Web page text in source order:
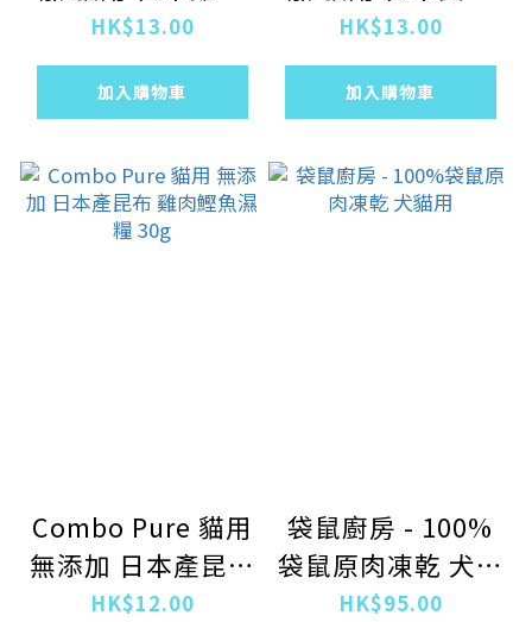
雞肉鰹魚濕糧 30g
HK$13.00
加入購物車
濃湯 鰹魚濕糧 30g
HK$13.00
加入購物車
Combo Pure 貓用
無添加 日本產昆布
雞肉鰹魚濕糧 30g
HK$12.00
袋鼠廚房 - 100%
袋鼠原肉凍乾 犬貓
用
HK$95.00